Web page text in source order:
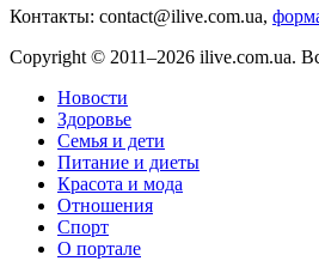
Контакты: contact@ilive.com.ua,
Copyright © 2011–2026 ilive.com.ua.
Новости
Здоровье
Семья и дети
Питание и диеты
Красота и мода
Отношения
Спорт
О портале